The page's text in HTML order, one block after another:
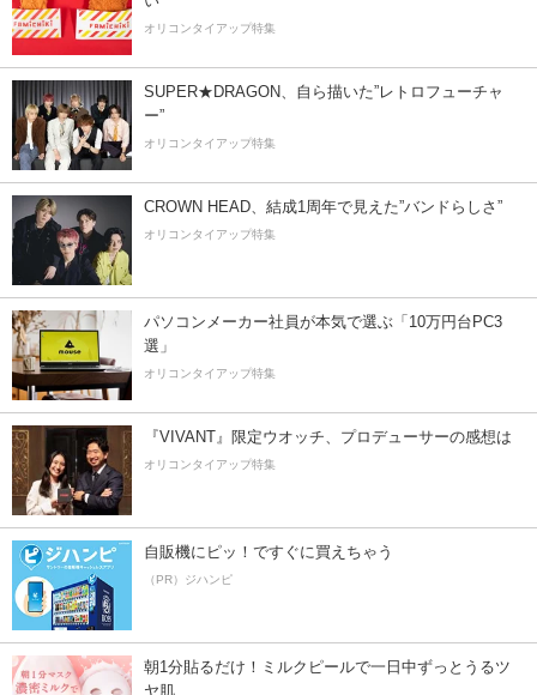
オリコンタイアップ特集
SUPER★DRAGON、自ら描いた”レトロフューチャ
ー”
オリコンタイアップ特集
CROWN HEAD、結成1周年で見えた”バンドらしさ”
オリコンタイアップ特集
パソコンメーカー社員が本気で選ぶ「10万円台PC3
選」
オリコンタイアップ特集
『VIVANT』限定ウオッチ、プロデューサーの感想は
オリコンタイアップ特集
自販機にピッ！ですぐに買えちゃう
（PR）ジハンピ
朝1分貼るだけ！ミルクピールで一日中ずっとうるツ
ヤ肌